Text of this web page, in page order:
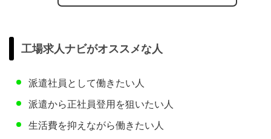
工場求人ナビがオススメな人
派遣社員として働きたい人
派遣から正社員登用を狙いたい人
生活費を抑えながら働きたい人